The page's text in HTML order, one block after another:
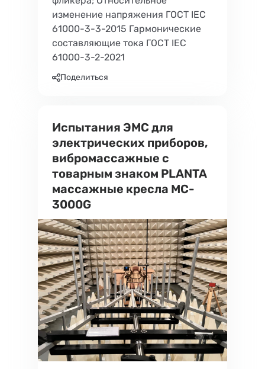
изменение напряжения ГОСТ IEC
61000-3-3-2015 Гармонические
составляющие тока ГОСТ IEC
61000-3-2-2021
Поделиться
Испытания ЭМС для
электрических приборов,
вибромассажные с
товарным знаком PLANTA
массажные кресла MC-
3000G